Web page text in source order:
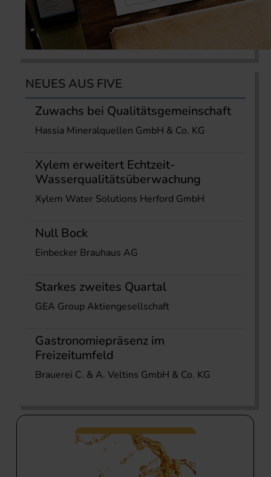
NEUES AUS FIVE
Zuwachs bei Qualitätsgemeinschaft
Hassia Mineralquellen GmbH & Co. KG
Xylem erweitert Echtzeit-
Wasserqualitätsüberwachung
Xylem Water Solutions Herford GmbH
Null Bock
Einbecker Brauhaus AG
Starkes zweites Quartal
GEA Group Aktiengesellschaft
Gastronomiepräsenz im
Freizeitumfeld
Brauerei C. & A. Veltins GmbH & Co. KG